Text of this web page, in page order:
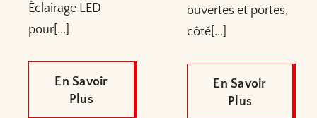
Éclairage LED
pour[...]
En Savoir
Plus
ouvertes et portes,
côté[...]
En Savoir
Plus